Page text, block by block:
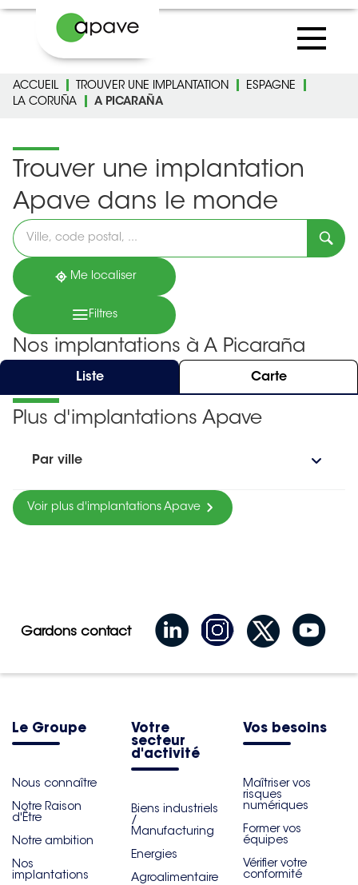
ACCUEIL TROUVER UNE IMPLANTATION
ESPAGNE
LA CORUÑA
A PICARAÑA
Trouver une implantation
Apave dans le monde
Veuillez
renseigner
une
adresse
Me localiser
Filtres
Nos implantations à A Picaraña
Liste Carte
Plus d'implantations Apave
Par ville
Voir plus d'implantations Apave
Gardons contact
Le Groupe
Nous connaître
Notre Raison
d'Être
Notre ambition
Nos
implantations
Votre
secteur
d'activité
Biens industriels
/
Manufacturing
Energies
Agroalimentaire
Vos besoins
Maîtriser vos
risques
numériques
Former vos
équipes
Vérifier votre
conformité